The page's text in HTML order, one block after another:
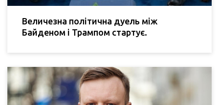
Величезна політична дуель між
Байденом і Трампом стартує.